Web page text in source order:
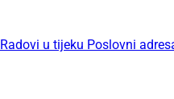
Radovi u tijeku Poslovni